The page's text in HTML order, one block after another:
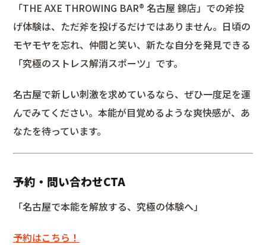
「THE AXE THROWING BAR®︎ 名古屋 錦店」での斧投
げ体験は、ただ斧を投げるだけではありません。日頃の
モヤモヤを忘れ、仲間と笑い、新たな自分を発見できる
「究極のストレス解消スポーツ」です。
名古屋で新しい刺激を求めているなら、ぜひ一度足を運
んでみてください。本能が目覚めるような爽快感が、あ
なたを待っています。
予約・問い合わせCTA
「名古屋で本能を解放する、究極の体験へ」
予約はこちら！